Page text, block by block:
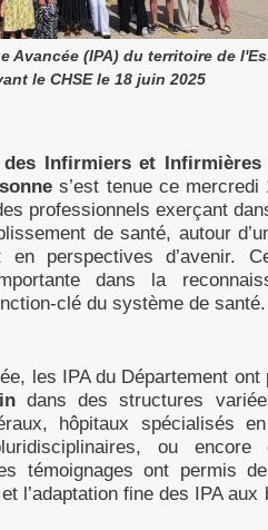
Avancée (IPA) du territoire de
le CHSE le 18 juin 2025
Infirmiers et Infirmières
s’est tenue ce mercredi
professionnels exerçant
de santé, autour
perspectives d’avenir.
dans la
clé du système de santé.
les IPA du Département ont
dans des structures
hôpitaux spécialisés
ou encore
témoignages ont permis
l’adaptation fine des IPA aux